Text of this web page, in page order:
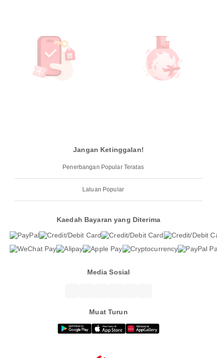
Jangan Ketinggalan!
Penerbangan Popular Teratas
Laluan Popular
Kaedah Bayaran yang Diterima
Media Sosial
Muat Turun